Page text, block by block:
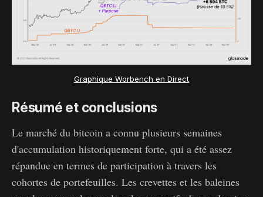
Graphique Worbench en Direct
Résumé et conclusions
Le marché du bitcoin a connu plusieurs semaines
d'accumulation historiquement forte, qui a été assez
répandue en termes de participation à travers les
cohortes de portefeuilles. Les crevettes et les baleines